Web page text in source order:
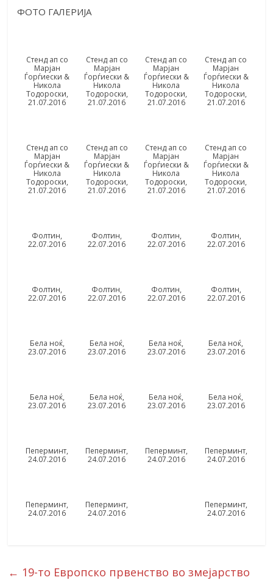
ФОТО ГАЛЕРИЈА
Стенд ап со
Марјан
Ѓорѓиески &
Никола
Тодороски,
21.07.2016
Стенд ап со
Марјан
Ѓорѓиески &
Никола
Тодороски,
21.07.2016
Стенд ап со
Марјан
Ѓорѓиески &
Никола
Тодороски,
21.07.2016
Стенд ап со
Марјан
Ѓорѓиески &
Никола
Тодороски,
21.07.2016
Стенд ап со
Марјан
Ѓорѓиески &
Никола
Тодороски,
21.07.2016
Стенд ап со
Марјан
Ѓорѓиески &
Никола
Тодороски,
21.07.2016
Стенд ап со
Марјан
Ѓорѓиески &
Никола
Тодороски,
21.07.2016
Стенд ап со
Марјан
Ѓорѓиески &
Никола
Тодороски,
21.07.2016
Фолтин,
22.07.2016
Фолтин,
22.07.2016
Фолтин,
22.07.2016
Фолтин,
22.07.2016
Фолтин,
22.07.2016
Фолтин,
22.07.2016
Фолтин,
22.07.2016
Фолтин,
22.07.2016
Бела ноќ,
23.07.2016
Бела ноќ,
23.07.2016
Бела ноќ,
23.07.2016
Бела ноќ,
23.07.2016
Бела ноќ,
23.07.2016
Бела ноќ,
23.07.2016
Бела ноќ,
23.07.2016
Бела ноќ,
23.07.2016
Пеперминт,
24.07.2016
Пеперминт,
24.07.2016
Пеперминт,
24.07.2016
Пеперминт,
24.07.2016
Пеперминт,
24.07.2016
Пеперминт,
24.07.2016
Пеперминт,
24.07.2016
← 19-то Европско првенство во змејарство